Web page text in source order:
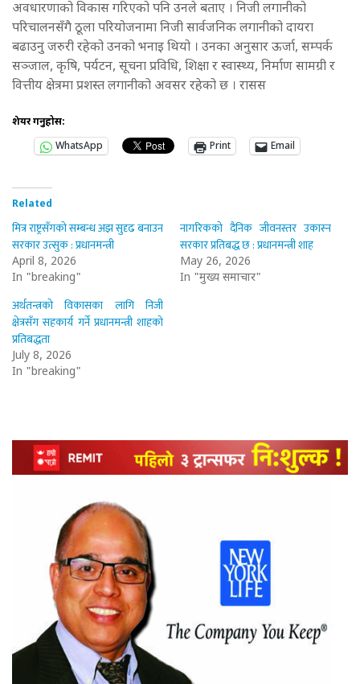
अवधारणाको विकास गरिएको पनि उनले बताए । निजी लगानीको
परिचालनसँगै ठूला परियोजनामा निजी सार्वजनिक लगानीको दायरा
बढाउनु जरुरी रहेको उनको भनाइ थियो । उनका अनुसार ऊर्जा, सम्पर्क
सञ्जाल, कृषि, पर्यटन, सूचना प्रविधि, शिक्षा र स्वास्थ्य, निर्माण सामग्री र
वित्तीय क्षेत्रमा प्रशस्त लगानीको अवसर रहेको छ । रासस
शेयर गर्नुहोस:
WhatsApp
Print Email
Related
मित्र राष्ट्रसँगको सम्बन्ध अझ सुदृढ बनाउन
सरकार उत्सुक : प्रधानमन्त्री
April 8, 2026
In "breaking"
नागरिकको दैनिक जीवनस्तर उकास्न
सरकार प्रतिबद्ध छ : प्रधानमन्त्री शाह
May 26, 2026
In "मुख्य समाचार"
अर्थतन्त्रको विकासका लागि निजी
क्षेत्रसँग सहकार्य गर्ने प्रधानमन्त्री शाहको
प्रतिबद्धता
July 8, 2026
In "breaking"